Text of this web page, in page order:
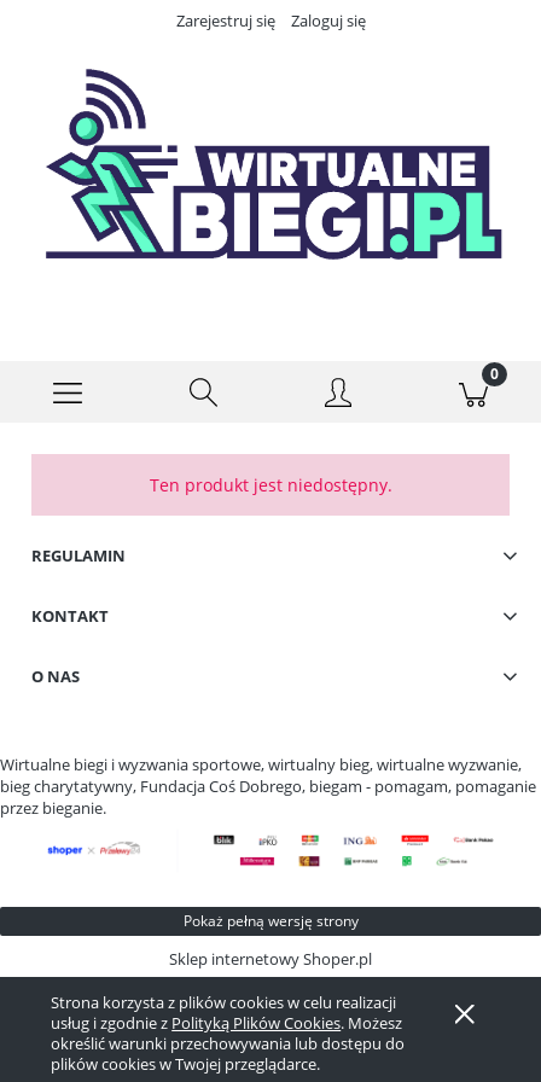
Strona korzysta z plików cookies w celu realizacji
usług i zgodnie z Polityką Plików Cookies. Możesz
określić warunki przechowywania lub dostępu do
plików cookies w Twojej przeglądarce.
Zarejestruj się Zaloguj się
Ten produkt jest niedostępny.
REGULAMIN
KONTAKT
O NAS
Wirtualne biegi i wyzwania sportowe, wirtualny bieg, wirtualne wyzwanie,
bieg charytatywny, Fundacja Coś Dobrego, biegam - pomagam, pomaganie
przez bieganie.
Pokaż pełną wersję strony
Sklep internetowy Shoper.pl